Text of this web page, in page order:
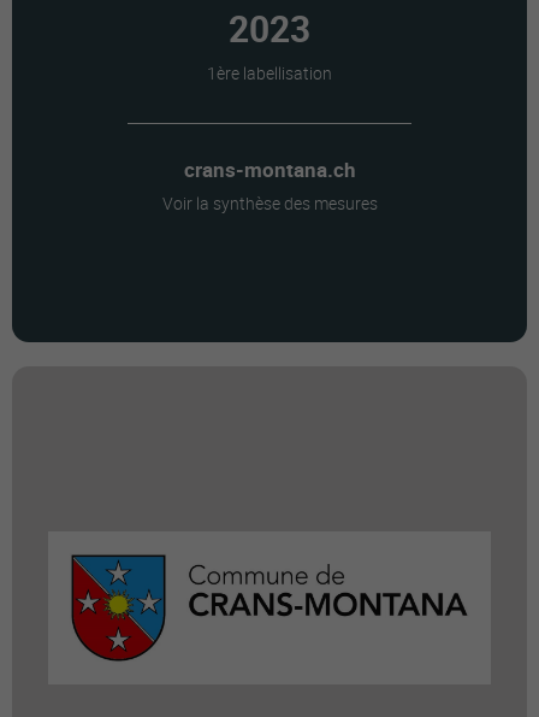
2023
1ère labellisation
crans-montana.ch
Voir la synthèse des mesures